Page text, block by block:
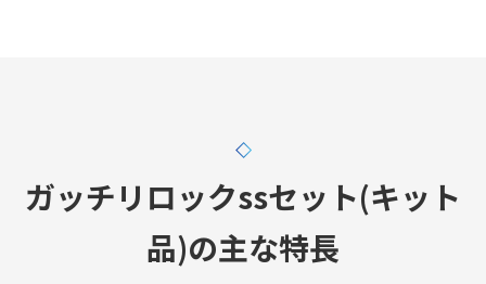
ガッチリロックssセット(キット
品)の主な特長